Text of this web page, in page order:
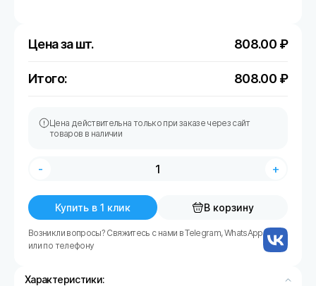
Цена за шт. 808.00 ₽
Итого: 808.00 ₽
Цена действительна только при заказе через сайт
товаров в наличии
- +
Купить в 1 клик В корзину
Возникли вопросы? Свяжитесь с нами в Telegram, WhatsApp
или по телефону
Характеристики: